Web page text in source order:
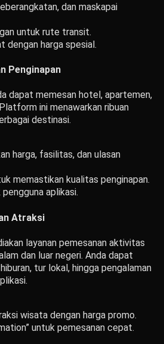
dan maskapai
untuk rute transit.
dengan harga spesial.
Penginapan
dapat memesan hotel, apartemen,
ini menawarkan ribuan
destinasi.
harga, fasilitas, dan ulasan
memastikan kualitas penginapan.
aplikasi.
Atraksi
layanan pemesanan aktivitas
dan luar negeri. Anda dapat
tur lokal, hingga pengalaman
wisata dengan harga promo.
untuk pemesanan cepat.